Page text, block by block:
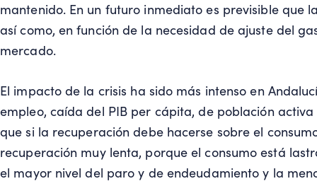
mantenido. En un futuro inmediato es previsible que
así como, en función de la necesidad de ajuste del
mercado.
El impacto de la crisis ha sido más intenso en
empleo, caída del PIB per cápita, de población
que si la recuperación debe hacerse sobre el
recuperación muy lenta, porque el consumo está
el mayor nivel del paro y de endeudamiento y la